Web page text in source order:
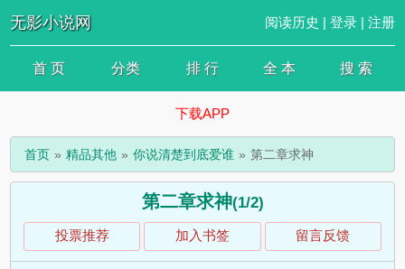
无影小说网 阅读历史 | 登录| 注册
首 页 分类 排 行 全 本 搜 索
下载APP
首页 精品其他 你说清楚到底爱谁 第二章求神
第二章求神(1/2)
投票推荐 加入书签 留言反馈